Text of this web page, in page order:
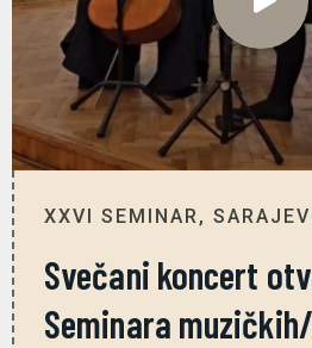
XXVI SEMINAR,
Svečani koncert
Seminara